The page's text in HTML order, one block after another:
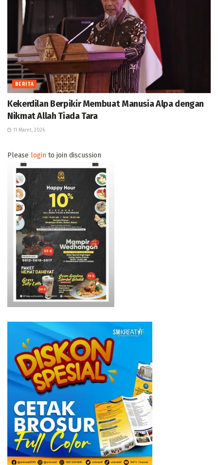
BERITA
Kekerdilan Berpikir Membuat Manusia Alpa dengan
Nikmat Allah Tiada Tara
11 Maret, 2026
Please login to join discussion